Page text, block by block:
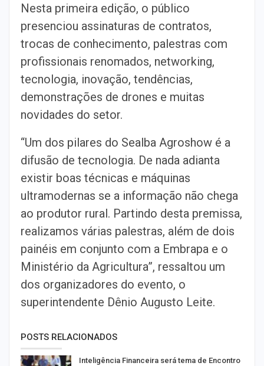
Nesta primeira edição, o público
presenciou assinaturas de contratos,
trocas de conhecimento, palestras com
profissionais renomados, networking,
tecnologia, inovação, tendências,
demonstrações de drones e muitas
novidades do setor.
“Um dos pilares do Sealba Agroshow é a
difusão de tecnologia. De nada adianta
existir boas técnicas e máquinas
ultramodernas se a informação não chega
ao produtor rural. Partindo desta premissa,
realizamos várias palestras, além de dois
painéis em conjunto com a Embrapa e o
Ministério da Agricultura”, ressaltou um
dos organizadores do evento, o
superintendente Dênio Augusto Leite.
POSTS RELACIONADOS
Inteligência Financeira será tema de Encontro